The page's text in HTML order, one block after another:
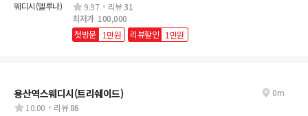
9.97
리뷰31
최저가 100,000
첫방문
1만원 리뷰할인 1만원
용산역스웨디시(트리쉐이드)
0m
10.00
리뷰86